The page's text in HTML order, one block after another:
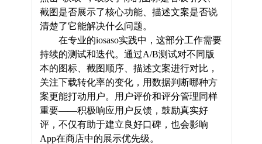
截图是否展示了核心功能、描述文案是否说
清楚了它能解决什么问题。
在专业的iosaso实践中，这部分工作需要
持续的测试和迭代。通过A/B测试对不同版
本的图标、截图顺序、描述文案进行对比，
关注下载转化率的变化，用数据判断哪种方
案更能打动用户。用户评价和评分管理同样
重要——积极响应用户反馈，鼓励真实好
评，不仅有助于建立良好口碑，也会影响
App在商店中的展示优先级。